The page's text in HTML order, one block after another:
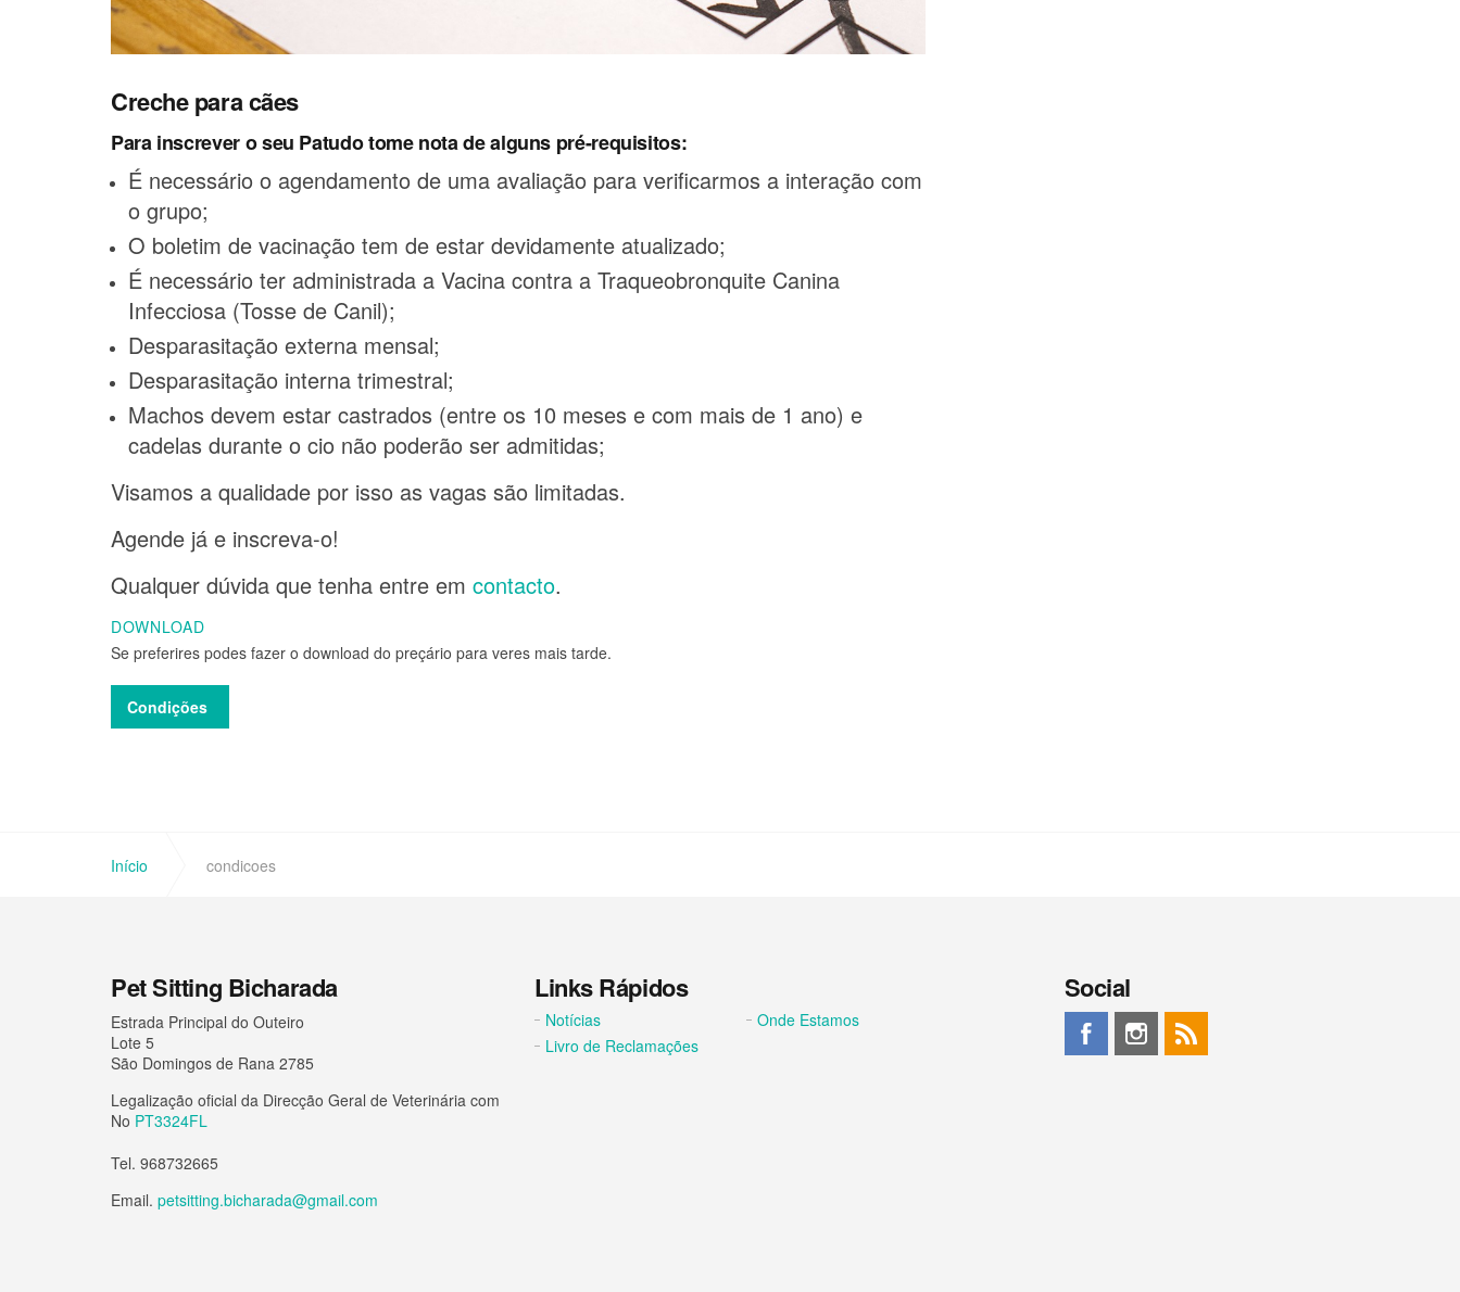
Creche para cães
Para inscrever o seu Patudo tome nota de alguns pré-requisitos:
É necessário o agendamento de uma avaliação para verificarmos a interação com
o grupo;
O boletim de vacinação tem de estar devidamente atualizado;
É necessário ter administrada a Vacina contra a Traqueobronquite Canina
Infecciosa (Tosse de Canil);
Desparasitação externa mensal;
Desparasitação interna trimestral;
Machos devem estar castrados (entre os 10 meses e com mais de 1 ano) e
cadelas durante o cio não poderão ser admitidas;
Visamos a qualidade por isso as vagas são limitadas.
Agende já e inscreva-o!
Qualquer dúvida que tenha entre em contacto.
DOWNLOAD
Se preferires podes fazer o download do preçário para veres mais tarde.
Condições
Início condicoes
Pet Sitting Bicharada
Estrada Principal do Outeiro
Lote 5
São Domingos de Rana 2785
Legalização oficial da Direcção Geral de Veterinária com
No PT3324FL
Tel. 968732665
Email. petsitting.bicharada@gmail.com
Links Rápidos
Notícias
Onde Estamos
Livro de Reclamações
Social